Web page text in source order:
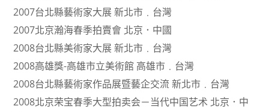
2007台北縣藝術家大展 新北市﹒台灣
2007北京瀚海春季拍賣會 北京．中國
2008台北縣美術家大展 新北市﹒台灣
2008高雄獎-高雄市立美術館 高雄市﹒台灣
2008台北縣藝術家作品展暨藝企交流 新北市﹒台灣
2008北京荣宝春季大型拍卖会－当代中国艺术 北京．中